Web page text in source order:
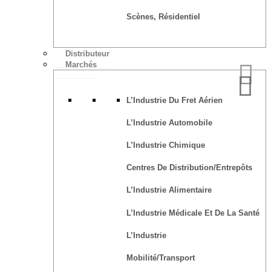
Scènes, Résidentiel
Distributeur
Marchés
L’Industrie Du Fret Aérien
L’Industrie Automobile
L’Industrie Chimique
Centres De Distribution/Entrepôts
L’Industrie Alimentaire
L’Industrie Médicale Et De La Santé
L’Industrie
Mobilité/transport